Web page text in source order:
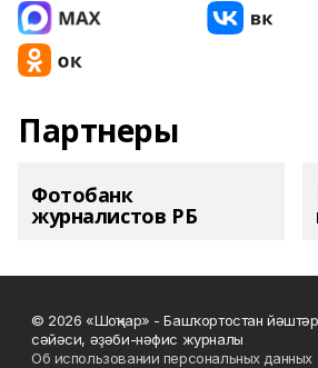
Партнеры
Фотобанк
журналистов РБ
© 2026 «Шоңҡар» - Башҡортостан
сәйәси, әҙәби-нәфис журналы
Об использовании персональных данных